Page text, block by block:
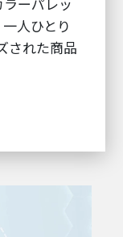
人ひとり
された商品